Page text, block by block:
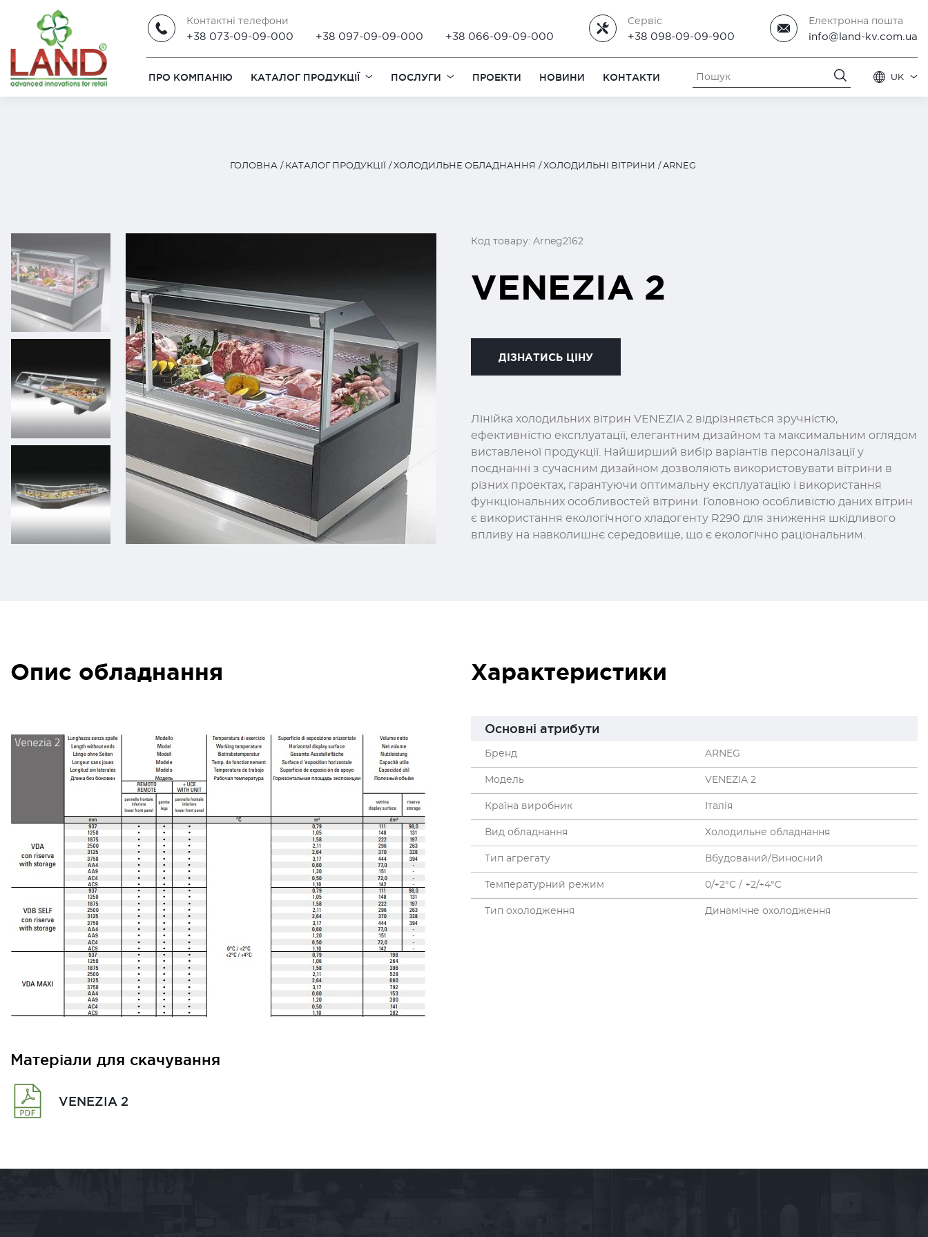
Контактні телефони
+38 073-09-09-000 +38 097-09-09-000 +38 066-09-09-000
Сервіс
+38 098-09-09-900
Електронна пошта
info@land-kv.com.ua
ПРО КОМПАНІЮ КАТАЛОГ ПРОДУКЦІЇ ПОСЛУГИ ПРОЕКТИ НОВИНИ КОНТАКТИ UK
ГОЛОВНА КАТАЛОГ ПРОДУКЦІЇ ХОЛОДИЛЬНЕ ОБЛАДНАННЯ ХОЛОДИЛЬНІ ВІТРИНИ ARNEG
Код товару: Arneg2162
VENEZIA 2
ДІЗНАТИСЬ ЦІНУ
Лінійка холодильних вітрин VENEZIA 2 відрізняється зручністю,
ефективністю експлуатації, елегантним дизайном та максимальним оглядом
виставленої продукції. Найширший вибір варіантів персоналізації у
поєднанні з сучасним дизайном дозволяють використовувати вітрини в
різних проектах, гарантуючи оптимальну експлуатацію і використання
функціональних особливостей вітрини. Головною особливістю даних вітрин
є використання екологічного хладогенту R290 для зниження шкідливого
впливу на навколишнє середовище, що є екологічно раціональним.
Опис обладнання
Матеріали для скачування
VENEZIA 2
Характеристики
Основні атрибути
Бренд ARNEG
Модель VENEZIA 2
Країна виробник Італія
Вид обладнання Холодильне обладнання
Тип агрегату Вбудований/Виносний
Температурний режим 0/+2°C / +2/+4°C
Тип охолодження Динамічне охолодження